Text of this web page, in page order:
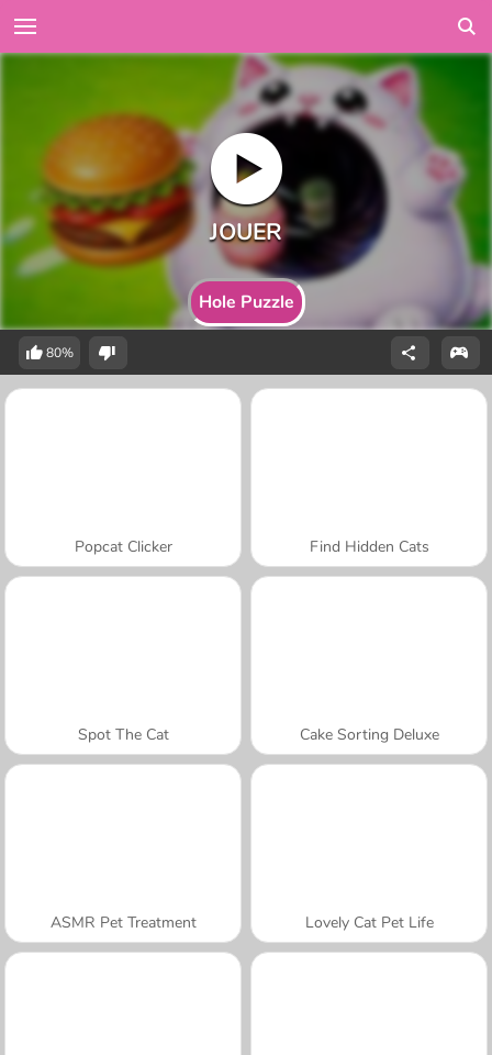
Hole Puzzle
80%
Popcat Clicker Find Hidden Cats
Spot The Cat Cake Sorting Deluxe
ASMR Pet Treatment Lovely Cat Pet Life